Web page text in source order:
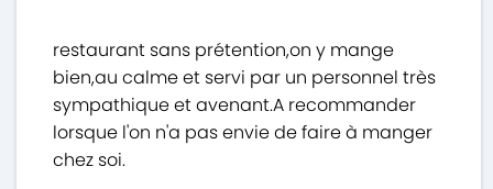
restaurant sans prétention,on y mange
bien,au calme et servi par un personnel très
sympathique et avenant.A recommander
lorsque l'on n'a pas envie de faire à manger
chez soi.